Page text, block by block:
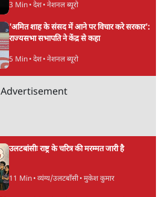
3 Min• देश• नेशनल ब्यूरो
'अमित शाह के संसद में आने पर विचार करे सरकार':
राज्यसभा सभापति ने केंद्र से कहा
5 Min• देश• नेशनल ब्यूरो
Advertisement
उलटबांसीः राष्ट्र के चरित्र की मरम्मत जारी है
11 Min• व्यंग्य/उलटबाँसी• मुकेश कुमार